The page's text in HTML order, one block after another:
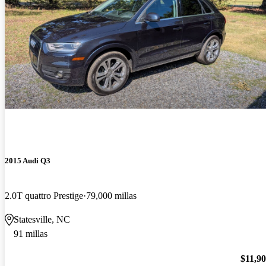
2015 Audi Q3
2.0T quattro Prestige 79,000 millas
Statesville, NC
91 millas